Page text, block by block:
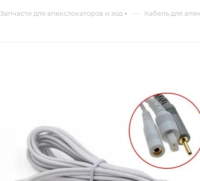
Запчасти для апекслокаторов и эод — Кабель для